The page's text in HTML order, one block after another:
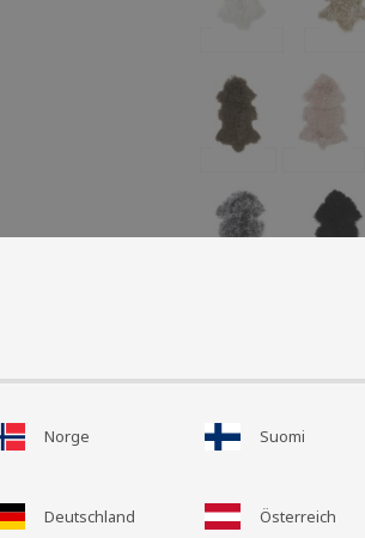
Shansi ist ein
Bereicherung für
oder Sessel. Ein
das fertige Produkt
der Größe als auch
Norge Suomi
Deutschland Österreich